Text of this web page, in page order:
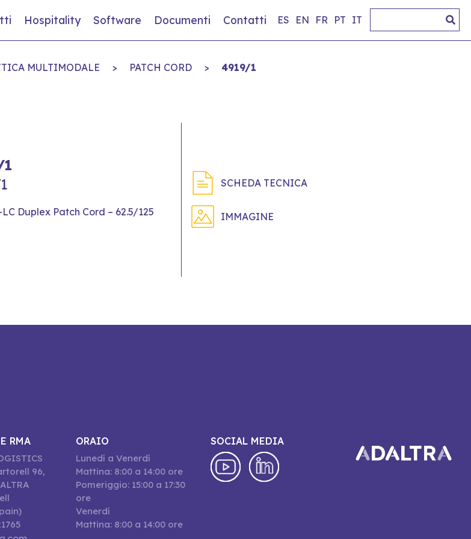
Hospitality Software Documenti Contatti ES EN FR PT IT
MULTIMODALE > PATCH CORD > 4919/1
LC Duplex Patch Cord – 62.5/125
SCHEDA TECNICA
IMMAGINE
RMA
96,
ORAIO
Lunedí a Venerdí
Mattina: 8:00 a 14:00 ore
Pomeriggio: 15:00 a 17:30
ore
Venerdí
Mattina: 8:00 a 14:00 ore
SOCIAL MEDIA